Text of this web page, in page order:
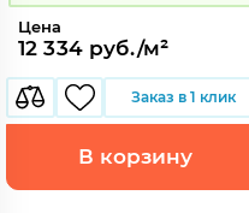
Цена
12 334 руб./м²
Заказ в 1 клик
В корзину